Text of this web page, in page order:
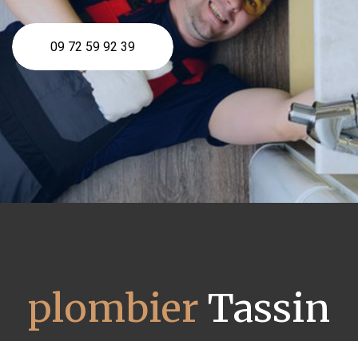
09 72 59 92 39
plombier Tassin